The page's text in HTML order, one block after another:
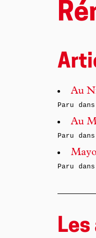
Au
Paru
Au
Paru
Paru